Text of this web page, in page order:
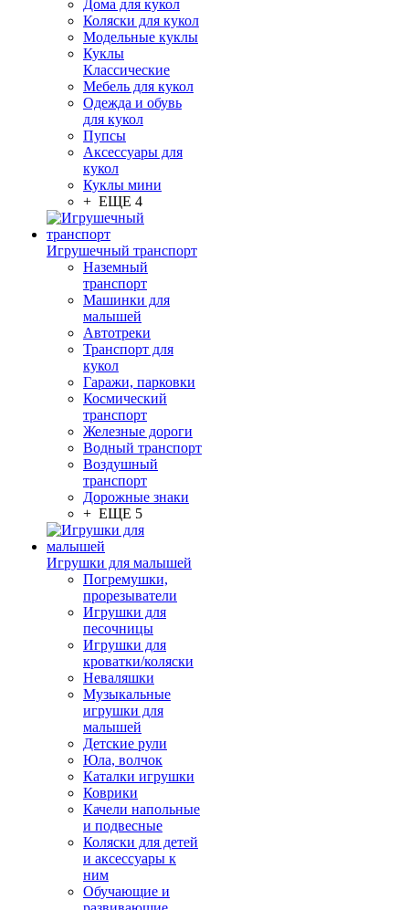
Дома для кукол
Коляски для кукол
Модельные куклы
Куклы
Классические
Мебель для кукол
Одежда и обувь
для кукол
Пупсы
Аксессуары для
кукол
Куклы мини
+ ЕЩЕ 4
Игрушечный транспорт
Наземный
транспорт
Машинки для
малышей
Автотреки
Транспорт для
кукол
Гаражи, парковки
Космический
транспорт
Железные дороги
Водный транспорт
Воздушный
транспорт
Дорожные знаки
+ ЕЩЕ 5
Игрушки для малышей
Погремушки,
прорезыватели
Игрушки для
песочницы
Игрушки для
кроватки/коляски
Неваляшки
Музыкальные
игрушки для
малышей
Детские рули
Юла, волчок
Каталки игрушки
Коврики
Качели напольные
и подвесные
Коляски для детей
и аксессуары к
ним
Обучающие и